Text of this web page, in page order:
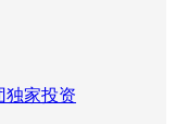
独家投资